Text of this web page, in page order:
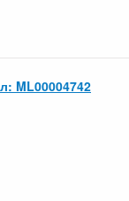
ML00004742